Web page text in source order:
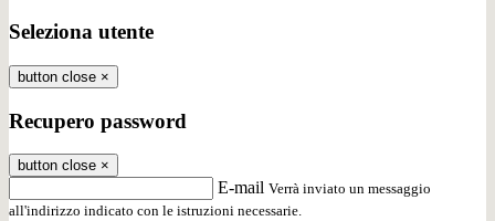
Seleziona utente
button close ×
Recupero password
button close ×
E-mail Verrà inviato un messaggio
all'indirizzo indicato con le istruzioni necessarie.